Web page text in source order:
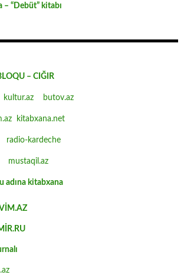
“Debüt” kitabı
– CIĞIR
kultur.az butov.az
kitabxana.net
radio-kardeche
mustaqil.az
adına kitabxana